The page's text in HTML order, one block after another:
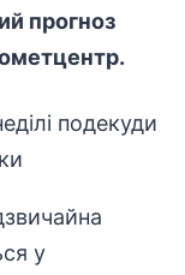
прогноз
у